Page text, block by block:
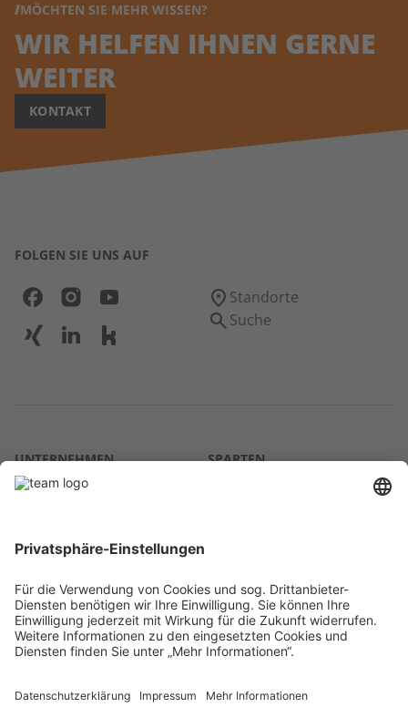
MÖCHTEN SIE MEHR WISSEN?
WIR HELFEN IHNEN GERNE
WEITER
KONTAKT
FOLGEN SIE UNS AUF
Standorte
Suche
UNTERNEHMEN
Über uns
Karriere
Kontakt
SPARTEN
RECHTLICHES